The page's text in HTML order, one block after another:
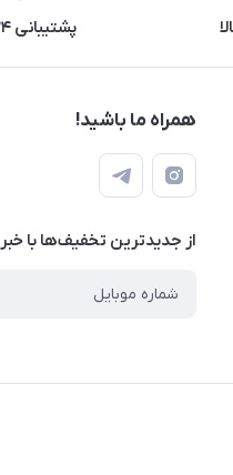
پشتیبانی ۲۴ ساعته
همراه ما باشید!
از جدید‌ترین تخفیف‌ها با‌